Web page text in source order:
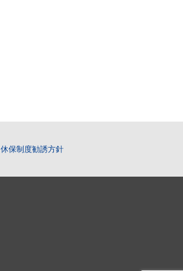
休保制度勧誘方針